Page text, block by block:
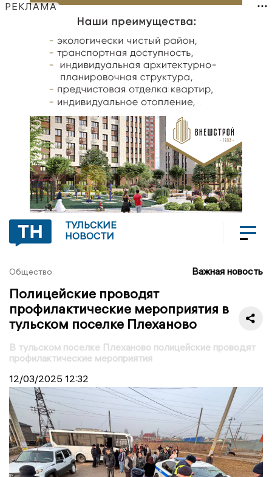
РЕКЛАМА
ТУЛЬСКИЕ
НОВОСТИ
Общество Важная новость
Полицейские проводят
профилактические мероприятия в
тульском поселке Плеханово
В тульском поселке Плеханово полицейские проводят
профилактические мероприятия
12/03/2025 12:32